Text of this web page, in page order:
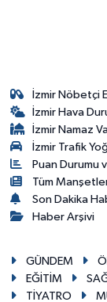
İzmir Nöbetçi
İzmir Hava
İzmir Namaz
İzmir Trafik
Puan Durumu
Tüm
Son Dakika
Haber Arşivi
GÜNDEM
EĞİTİM
TİYATRO